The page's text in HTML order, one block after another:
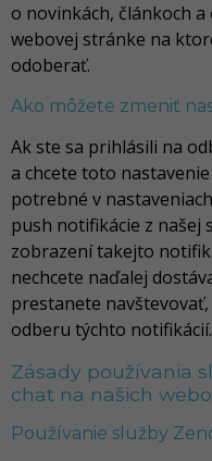
o novinkách, článkoch
webovej stránke na
odoberať.
Ako môžete zmeniť
Ak ste sa prihlásili na
a chcete toto
potrebné v
push notifikácie z našej
zobrazení takejto
nechcete naďalej
prestanete
odberu týchto notifikácií.
Zásady používania
chat na našich
Používanie služby